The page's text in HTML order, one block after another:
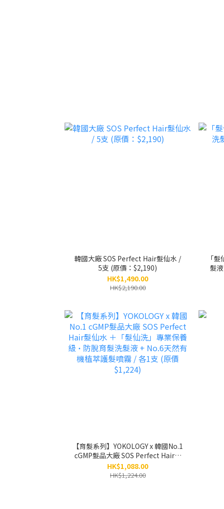
韓國大廠 SOS Perfect Hair髮仙水 /
5支 (原價：$2,190)
HK$1,490.00
HK$2,190.00
「
【育髮系列】YOKOLOGY x 韓國No.1
cGMP髮品大廠 SOS Perfect Hair髮
仙水 ＋「髮仙洗」專業保養級•防脫
育髮洗髮液 + No.6天然有機植萃護髮
HK$1,088.00
HK$1,224.00